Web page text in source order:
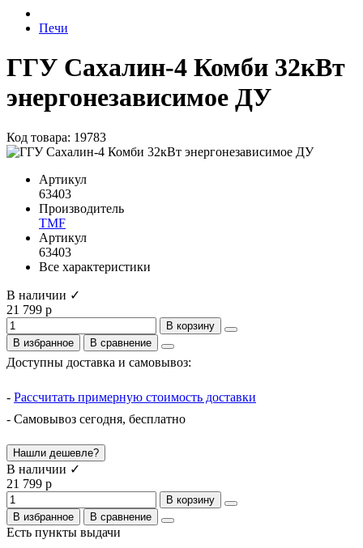
Печи
ГГУ Сахалин-4 Комби 32кВт
энергонезависимое ДУ
Код товара: 19783
Артикул
63403
Производитель
TMF
Артикул
63403
Все характеристики
В наличии ✓
21 799 р
В корзину
В избранное
В сравнение
Доступны доставка и самовывоз:
- Рассчитать примерную стоимость доставки
- Самовывоз сегодня, бесплатно
Нашли дешевле?
В наличии ✓
21 799 р
В корзину
В избранное
В сравнение
Есть пункты выдачи